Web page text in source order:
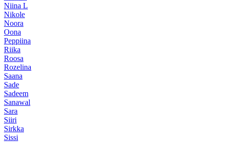
Niina L
Nikole
Noora
Oona
Peppiina
Riika
Roosa
Rozelina
Saana
Sade
Sadeem
Sanawal
Sara
Siiri
Sirkka
Sissi